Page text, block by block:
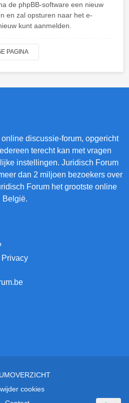
de phpBB-software een nieuw
en zal opsturen naar het e-
kunt aanmelden.
PAGINA
discussie-forum, opgericht
terecht kan met vragen
instellingen. Juridisch Forum
dan 2 miljoen bezoekers over
Forum het grootste online
België.
cookies